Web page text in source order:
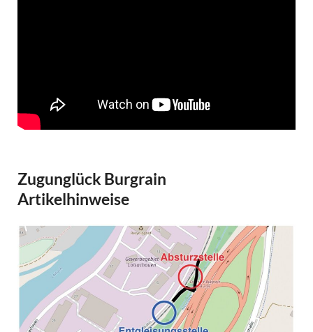
Zugunglück Burgrain
Artikelhinweise